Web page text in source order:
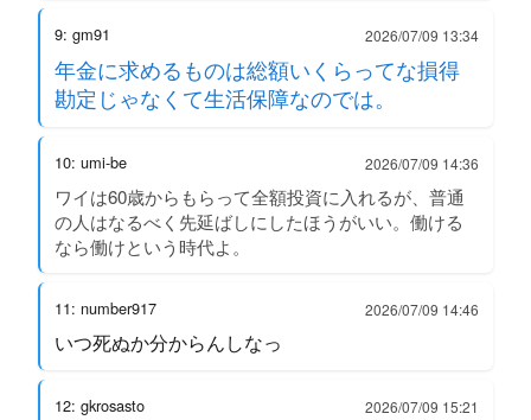
9: gm91 2026/07/09 13:34
年金に求めるものは総額いくらってな損得
勘定じゃなくて生活保障なのでは。
10: umi-be 2026/07/09 14:36
ワイは60歳からもらって全額投資に入れるが、普通
の人はなるべく先延ばしにしたほうがいい。働ける
なら働けという時代よ。
11: number917 2026/07/09 14:46
いつ死ぬか分からんしなっ
12: gkrosasto 2026/07/09 15:21